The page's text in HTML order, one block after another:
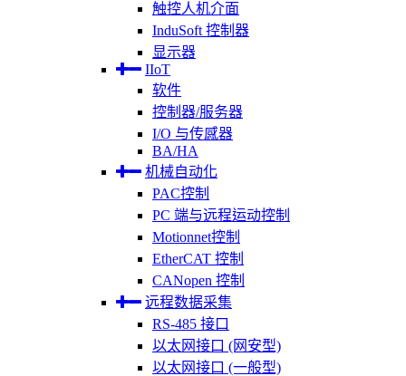
触控人机介面
InduSoft 控制器
显示器
IIoT
软件
控制器/服务器
I/O 与传感器
BA/HA
机械自动化
PAC控制
PC 端与远程运动控制
Motionnet控制
EtherCAT 控制
CANopen 控制
远程数据采集
RS-485 接口
以太网接口 (网安型)
以太网接口 (一般型)